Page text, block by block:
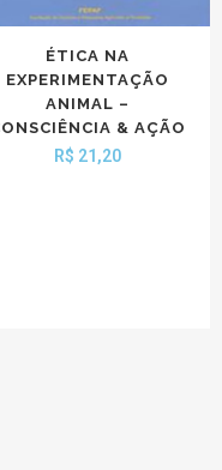
ÉTICA NA
EXPERIMENTAÇÃO
ANIMAL –
& AÇÃO
R$ 21,20